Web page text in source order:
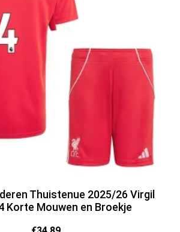
Thuistenue 2025/26 Virgil
Korte Mouwen en Broekje